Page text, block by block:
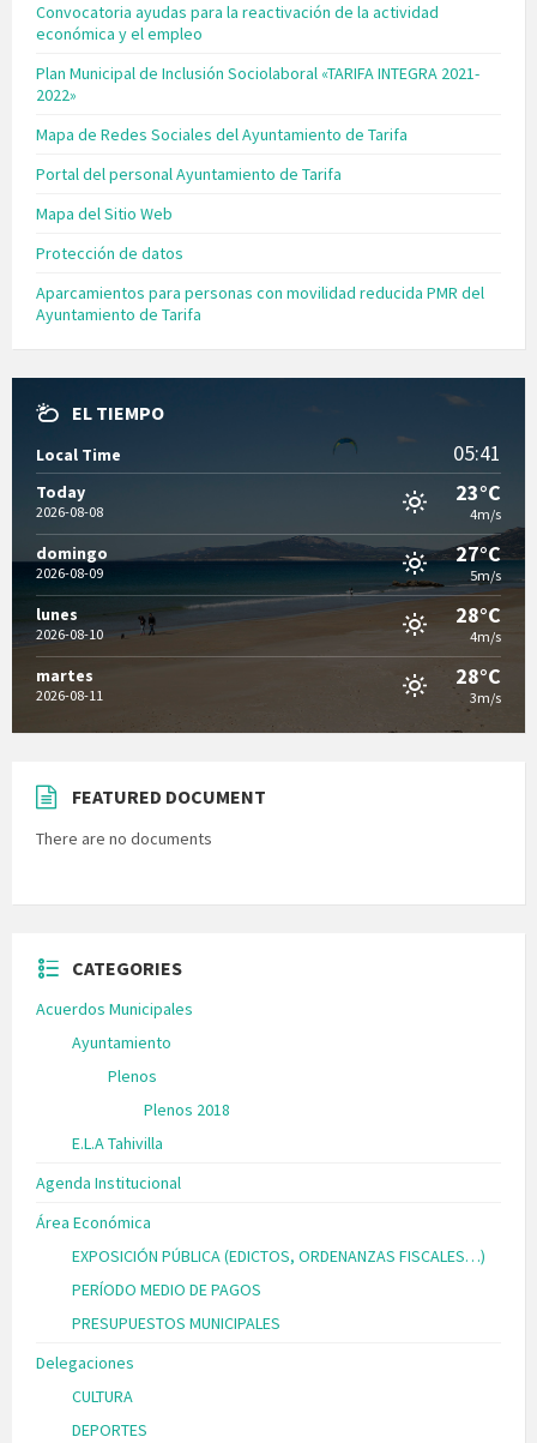
Convocatoria ayudas para la reactivación de la actividad
económica y el empleo
Plan Municipal de Inclusión Sociolaboral «TARIFA INTEGRA 2021-
2022»
Mapa de Redes Sociales del Ayuntamiento de Tarifa
Portal del personal Ayuntamiento de Tarifa
Mapa del Sitio Web
Protección de datos
Aparcamientos para personas con movilidad reducida PMR del
Ayuntamiento de Tarifa
EL TIEMPO
Local Time 05:41
Today
2026-08-08
23°C
4m/s
domingo
2026-08-09
27°C
5m/s
lunes
2026-08-10
28°C
4m/s
martes
2026-08-11
28°C
3m/s
FEATURED DOCUMENT
There are no documents
CATEGORIES
Acuerdos Municipales
Ayuntamiento
Plenos
Plenos 2018
E.L.A Tahivilla
Agenda Institucional
Área Económica
EXPOSICIÓN PÚBLICA (EDICTOS, ORDENANZAS FISCALES…)
PERÍODO MEDIO DE PAGOS
PRESUPUESTOS MUNICIPALES
Delegaciones
CULTURA
DEPORTES